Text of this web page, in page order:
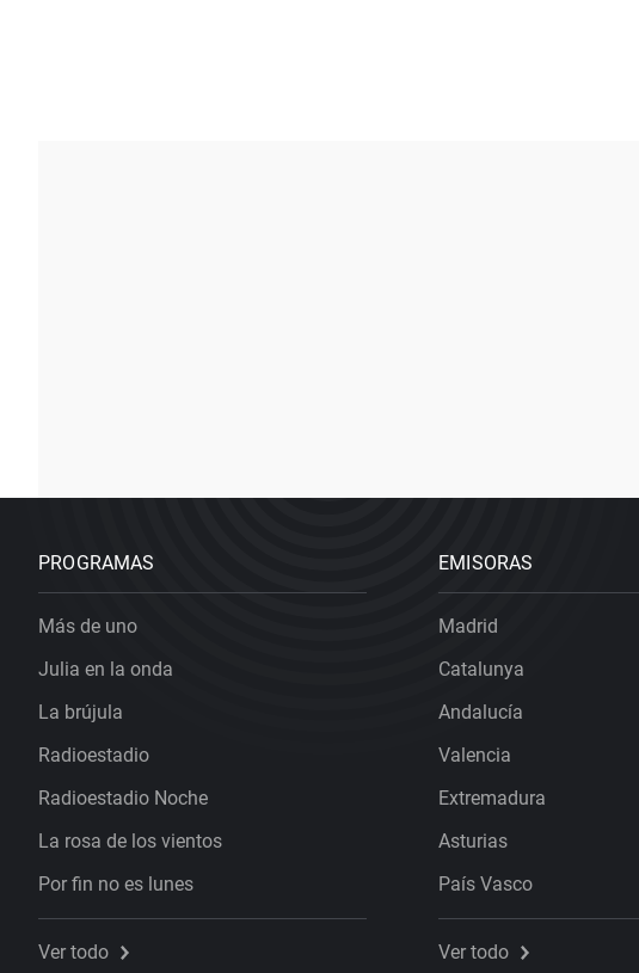
PROGRAMAS
Más de uno
Julia en la onda
La brújula
Radioestadio
Radioestadio Noche
La rosa de los vientos
Por fin no es lunes
Ver todo
EMISORAS
Madrid
Catalunya
Andalucía
Valencia
Extremadura
Asturias
País Vasco
Ver todo